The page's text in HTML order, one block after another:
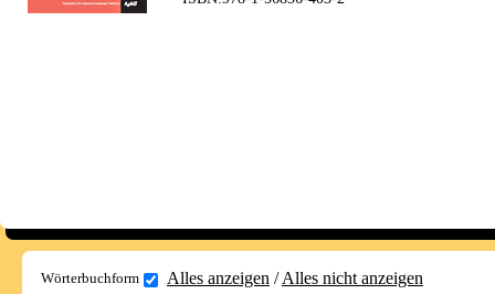
Wörterbuchform Alles anzeigen /Alles nicht anzeigen